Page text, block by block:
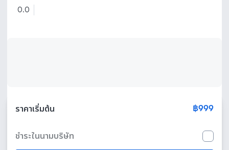
0.0
ราคาเริ่มต้น ฿999
ชำระในนามบริษัท